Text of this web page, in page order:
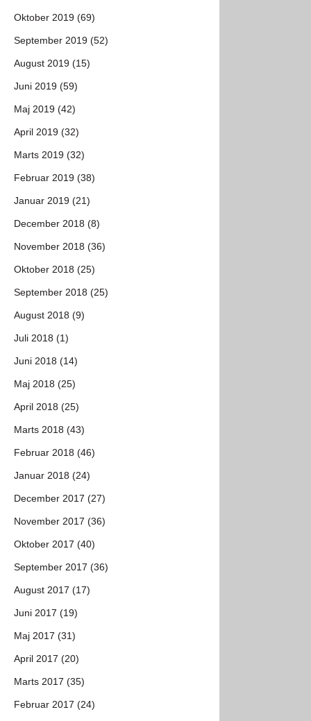
Oktober 2019 (69)
September 2019 (52)
August 2019 (15)
Juni 2019 (59)
Maj 2019 (42)
April 2019 (32)
Marts 2019 (32)
Februar 2019 (38)
Januar 2019 (21)
December 2018 (8)
November 2018 (36)
Oktober 2018 (25)
September 2018 (25)
August 2018 (9)
Juli 2018 (1)
Juni 2018 (14)
Maj 2018 (25)
April 2018 (25)
Marts 2018 (43)
Februar 2018 (46)
Januar 2018 (24)
December 2017 (27)
November 2017 (36)
Oktober 2017 (40)
September 2017 (36)
August 2017 (17)
Juni 2017 (19)
Maj 2017 (31)
April 2017 (20)
Marts 2017 (35)
Februar 2017 (24)